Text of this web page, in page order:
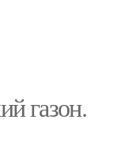
газон.